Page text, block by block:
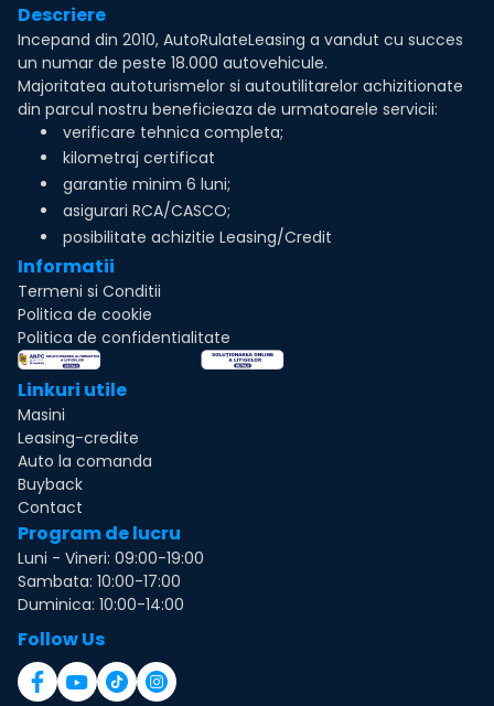
Descriere
Incepand din 2010, AutoRulateLeasing a vandut cu succes
un numar de peste 18.000 autovehicule.
Majoritatea autoturismelor si autoutilitarelor achizitionate
din parcul nostru beneficieaza de urmatoarele servicii:
verificare tehnica completa;
kilometraj certificat
garantie minim 6 luni;
asigurari RCA/CASCO;
posibilitate achizitie Leasing/Credit
Informatii
Termeni si Conditii
Politica de cookie
Politica de confidentialitate
Linkuri utile
Masini
Leasing-credite
Auto la comanda
Buyback
Contact
Program de lucru
Luni - Vineri: 09:00-19:00
Sambata: 10:00-17:00
Duminica: 10:00-14:00
Follow Us